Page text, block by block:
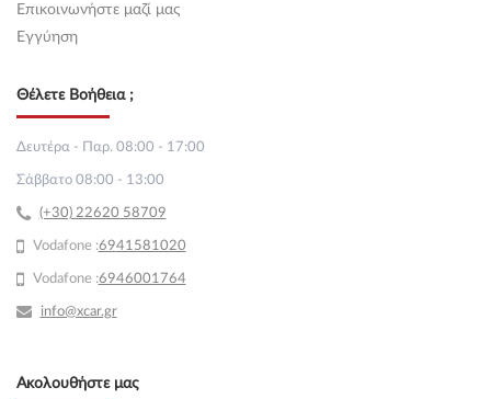
Επικοινωνήστε μαζί μας
Εγγύηση
Θέλετε Βοήθεια ;
Δευτέρα - Παρ. 08:00 - 17:00
Σάββατο 08:00 - 13:00
(+30) 22620 58709
Vodafone :6941581020
Vodafone :6946001764
info@xcar.gr
Ακολουθήστε μας